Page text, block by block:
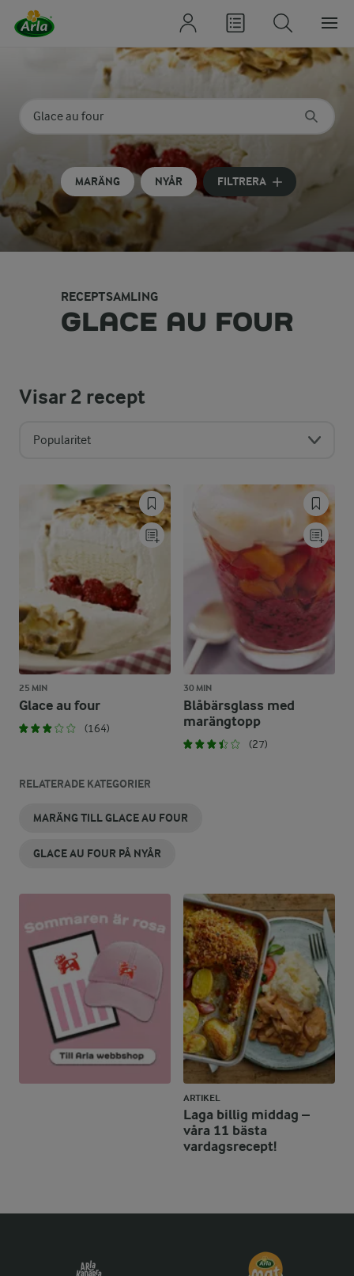
Sök på kategori eller ingrediens
Skriv in sökord för att få förslag
MARÄNG NYÅR FILTRERA
RECEPTSAMLING
GLACE AU FOUR
Visar2 recept
Popularitet
25 MIN
Glace au four
(164)
30 MIN
Blåbärsglass med
marängtopp
(27)
RELATERADE KATEGORIER
MARÄNG TILL GLACE AU FOUR
GLACE AU FOUR PÅ NYÅR
ARTIKEL
Laga billig middag –
våra 11 bästa
vardagsrecept!